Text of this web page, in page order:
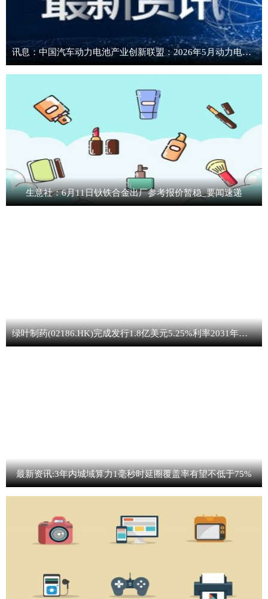
讯息：中国汽车动力电池产业创新联盟：2026年5月动力电池月度装车量
生意社：6月11日钬铁合金出厂参考报价暂稳_要闻速递
绿叶制药(02186.HK)完成发行1.8亿美元5.25%利率2031年到期可转换债券 焦点要闻
最新资讯:3年内城域算力1毫秒时延圈覆盖率有望不低于75%